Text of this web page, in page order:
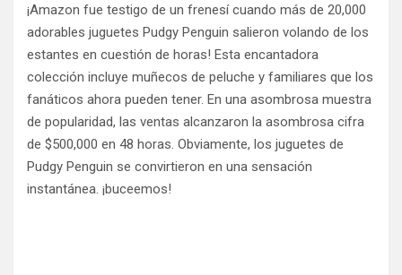
¡Amazon fue testigo de un frenesí cuando más de 20,000
adorables juguetes Pudgy Penguin salieron volando de los
estantes en cuestión de horas! Esta encantadora
colección incluye muñecos de peluche y familiares que los
fanáticos ahora pueden tener. En una asombrosa muestra
de popularidad, las ventas alcanzaron la asombrosa cifra
de $500,000 en 48 horas. Obviamente, los juguetes de
Pudgy Penguin se convirtieron en una sensación
instantánea. ¡buceemos!